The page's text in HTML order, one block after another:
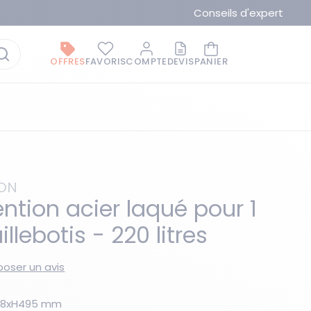
Conseils d'expert
OFFRESFAVORISCOMPTEDEVISPANIER
La marque du moment
acier laqué pour 1
- 220 litres
un avis
mm